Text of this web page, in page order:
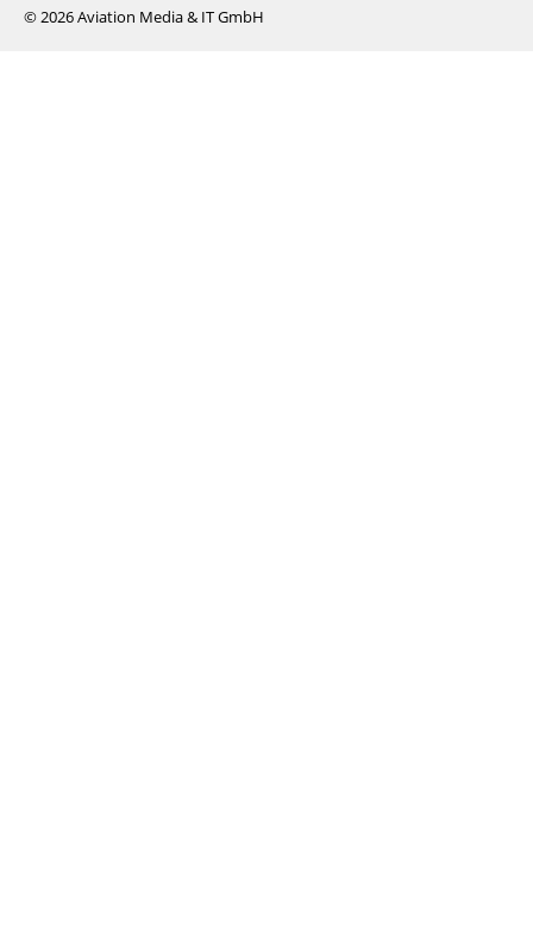
© 2026 Aviation Media & IT GmbH